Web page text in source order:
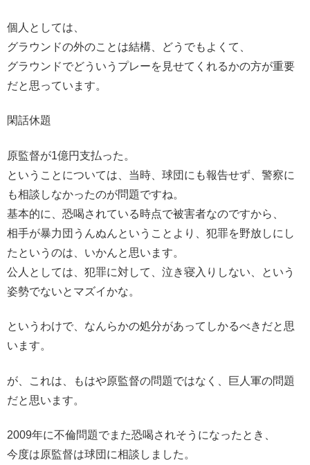
個人としては、
グラウンドの外のことは結構、どうでもよくて、
グラウンドでどういうプレーを見せてくれるかの方が重要
だと思っています。
閑話休題
原監督が1億円支払った。
ということについては、当時、球団にも報告せず、警察に
も相談しなかったのが問題ですね。
基本的に、恐喝されている時点で被害者なのですから、
相手が暴力団うんぬんということより、犯罪を野放しにし
たというのは、いかんと思います。
公人としては、犯罪に対して、泣き寝入りしない、という
姿勢でないとマズイかな。
というわけで、なんらかの処分があってしかるべきだと思
います。
が、これは、もはや原監督の問題ではなく、巨人軍の問題
だと思います。
2009年に不倫問題でまた恐喝されそうになったとき、
今度は原監督は球団に相談しました。